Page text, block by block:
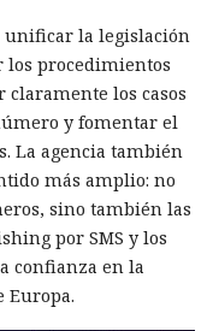
unificar la legislación
los procedimientos
los casos
y fomentar el
La agencia también
más amplio: no
sino también las
por SMS y los
confianza en la
Europa.